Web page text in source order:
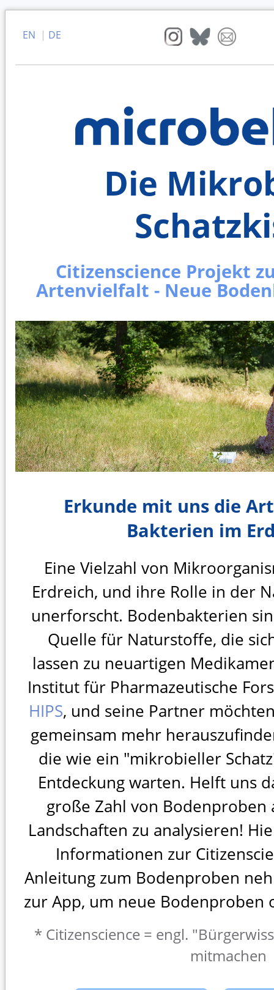
EN | DE
Die
Citizenscience Projekt
Artenvielfalt - Neue
Erkunde mit uns die
Bakterien im
Eine Vielzahl von
Erdreich, und ihre Rolle in der
unerforscht. Bodenbakterien
Quelle für Naturstoffe, die
lassen zu neuartigen
Institut für Pharmazeutische
HIPS, und seine Partner
gemeinsam mehr
die wie ein "mikrobieller
Entdeckung warten. Helft uns
große Zahl von Bodenproben
Landschaften zu analysieren!
Informationen zur
Anleitung zum Bodenproben
zur App, um neue Bodenproben
* Citizenscience = engl.
mitmachen